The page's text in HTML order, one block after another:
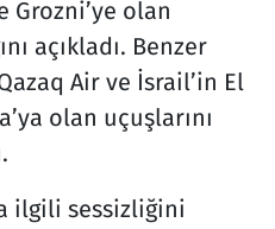
Grozni’ye olan
açıkladı. Benzer
Air ve İsrail’in El
olan uçuşlarını
ilgili sessizliğini